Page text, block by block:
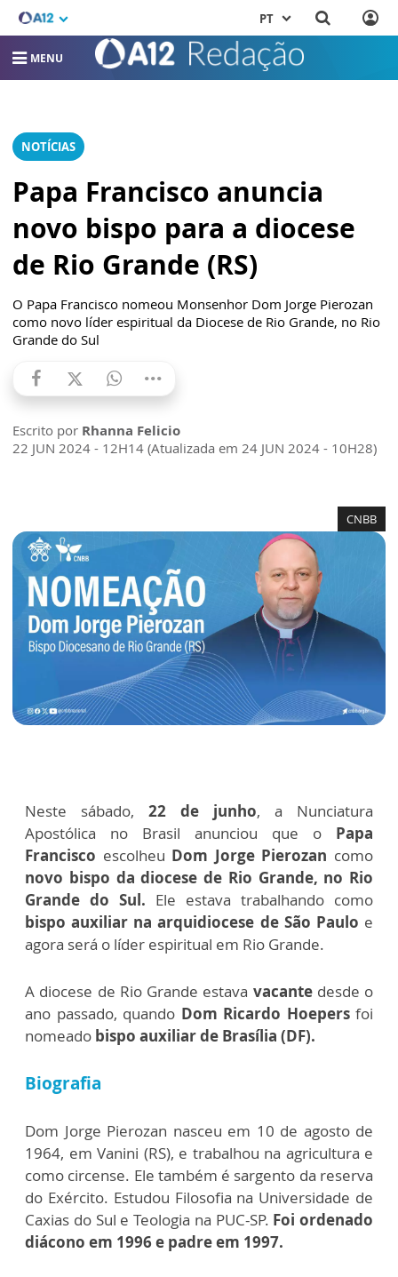
PT
MENU
NOTÍCIAS
Papa Francisco anuncia
novo bispo para a diocese
de Rio Grande (RS)
O Papa Francisco nomeou Monsenhor Dom Jorge Pierozan
como novo líder espiritual da Diocese de Rio Grande, no Rio
Grande do Sul
Escrito por Rhanna Felicio
22 JUN 2024 - 12H14 (Atualizada em 24 JUN 2024 - 10H28)
CNBB
Neste sábado, 22 de junho, a Nunciatura
Apostólica no Brasil anunciou que o Papa
Francisco escolheu Dom Jorge Pierozan como
novo bispo da diocese de Rio Grande, no Rio
Grande do Sul. Ele estava trabalhando como
bispo auxiliar na arquidiocese de São Paulo e
agora será o líder espiritual em Rio Grande.
A diocese de Rio Grande estava vacantedesde o
ano passado, quando Dom Ricardo Hoepersfoi
nomeado bispo auxiliar de Brasília (DF).
Biografia
Dom Jorge Pierozan nasceu em 10 de agosto de
1964, em Vanini (RS), e trabalhou na agricultura e
como circense. Ele também é sargento da reserva
do Exército. Estudou Filosofia na Universidade de
Caxias do Sul e Teologia na PUC-SP. Foi ordenado
diácono em 1996 e padre em 1997.